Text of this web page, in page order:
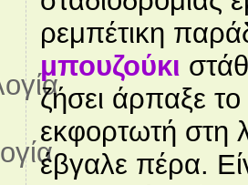
ρεμπέτικη
μπουζούκι
ζήσει άρπαξε
εκφορτωτή στη
έβγαλε πέρα.